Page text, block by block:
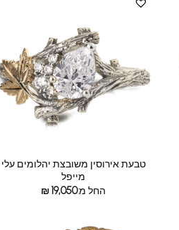
טבעת אירוסין משובצת יהלומים עלי
מייפל
החל מ:
₪19,050